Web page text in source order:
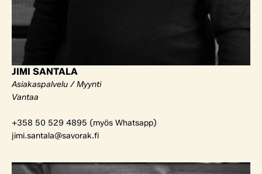
JIMI SANTALA
Asiakaspalvelu / Myynti
Vantaa
+358 50 529 4895 (myös Whatsapp)
jimi.santala@savorak.fi